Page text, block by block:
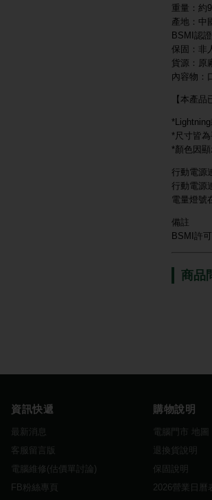
重量：約
產地：中
BSMI認
保固：非
貨源：原
內容物：
【本產
*Lightning
*尺寸皆
*顏色因
行動電源
行動電源
電量燈號
備註
BSMI許
商品
資訊快遞
最新消息
客服留言版
電腦維修(估價單討論)
FB粉絲專頁
購物說明
電腦門市 地圖
退換貨說明
保固說明
2026營業日曆